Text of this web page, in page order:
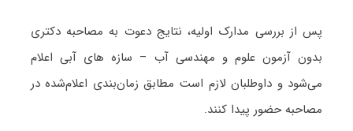
پس از بررسی مدارک اولیه، نتایج دعوت به مصاحبه دکتری
بدون آزمون علوم و مهندسی آب – سازه ‌های آبی اعلام
می‌شود و داوطلبان لازم است مطابق زمان‌بندی اعلام‌شده در
مصاحبه حضور پیدا کنند.